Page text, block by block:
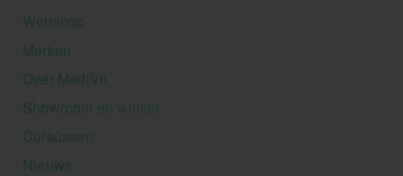
Webshop
Merken
Over MediVit
Showroom en winkel
Cursussen
Nieuws